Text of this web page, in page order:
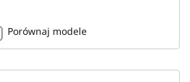
Porównaj modele